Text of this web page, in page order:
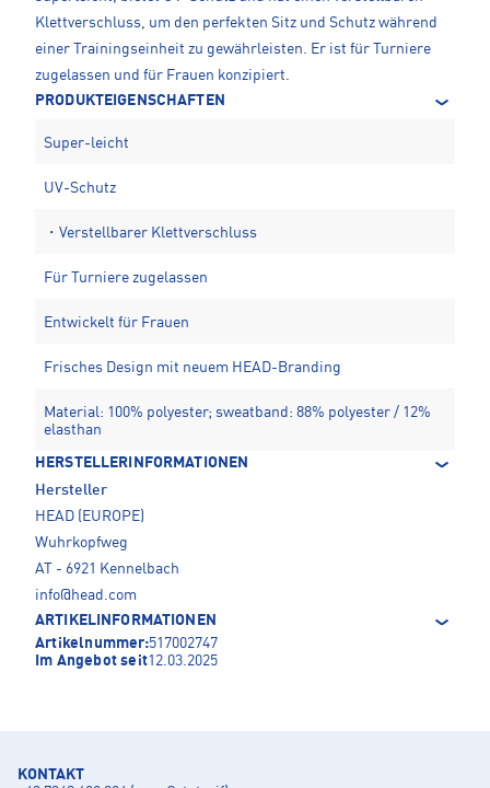
Klettverschluss, um den perfekten Sitz und Schutz während
einer Trainingseinheit zu gewährleisten. Er ist für Turniere
zugelassen und für Frauen konzipiert.
PRODUKTEIGENSCHAFTEN
Super-leicht
UV-Schutz
・Verstellbarer Klettverschluss
Für Turniere zugelassen
Entwickelt für Frauen
Frisches Design mit neuem HEAD-Branding
Material: 100% polyester; sweatband: 88% polyester / 12%
elasthan
HERSTELLERINFORMATIONEN
Hersteller
HEAD (EUROPE)
Wuhrkopfweg
AT - 6921 Kennelbach
info@head.com
ARTIKELINFORMATIONEN
Artikelnummer:517002747
Im Angebot seit12.03.2025
KONTAKT